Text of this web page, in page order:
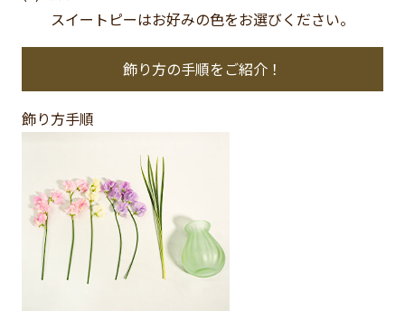
スイートピーはお好みの色をお選びください。
飾り方の手順をご紹介！
飾り方手順